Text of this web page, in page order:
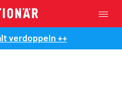
verdoppeln ++